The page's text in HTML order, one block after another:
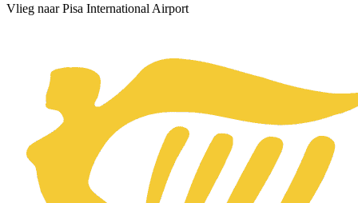
Vlieg naar Pisa International Airport